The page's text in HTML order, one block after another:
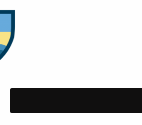
to
content